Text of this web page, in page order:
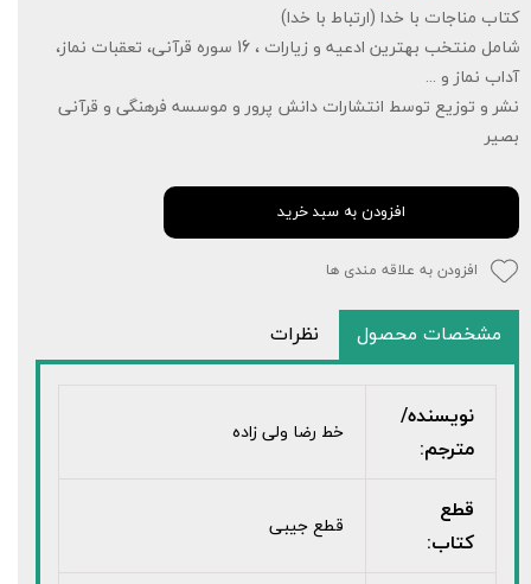
کتاب مناجات با خدا (ارتباط با خدا)
شامل منتخب بهترین ادعیه و زیارات ، 16 سوره قرآنی، تعقبات نماز،
آداب نماز و ...
نشر و توزیع توسط انتشارات دانش پرور و موسسه فرهنگی و قرآنی
بصیر
افزودن به سبد خرید
افزودن به علاقه مندی ها
مشخصات محصول نظرات
نویسنده/
مترجم:
خط رضا ولی زاده
قطع
کتاب:
قطع جیبی